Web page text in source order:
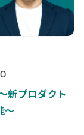
新プロダクト
〜